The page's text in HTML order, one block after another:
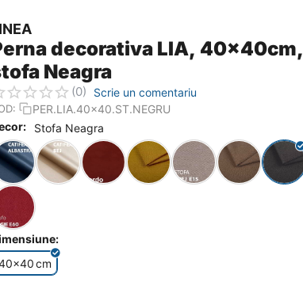
decorativa LIA, 40x40cm,
Neagra
(0) Scrie un comentariu
PER.LIA.40x40.ST.NEGRU
Stofa Neagra
cm